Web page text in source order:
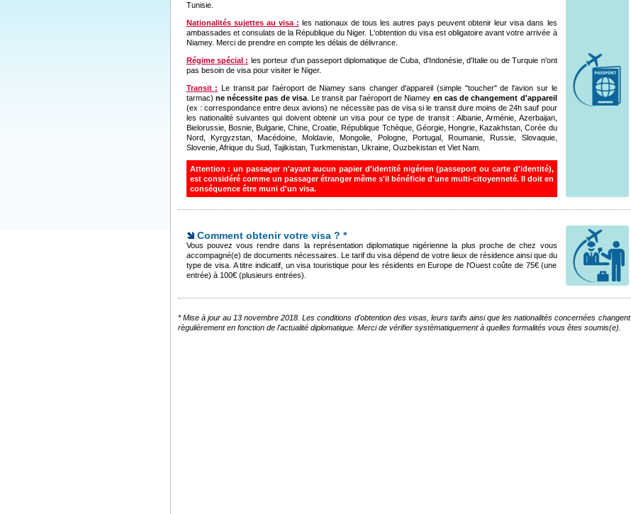
Tunisie.
Nationalités sujettes au visa : les nationaux de tous les autres pays peuvent obtenir leur visa dans les
ambassades et consulats de la République du Niger. L'obtention du visa est obligatoire avant votre arrivée à
Niamey. Merci de prendre en compte les délais de délivrance.
Régime spécial : les porteur d'un passeport diplomatique de Cuba, d'Indonésie, d'Italie ou de Turquie n'ont
pas besoin de visa pour visiter le Niger.
Transit : Le transit par l'aéroport de Niamey sans changer d'appareil (simple "toucher" de l'avion sur le
tarmac) ne nécessite pas de visa. Le transit par l'aéroport de Niamey en cas de changement d'appareil
(ex : correspondance entre deux avions) ne nécessite pas de visa si le transit dure moins de 24h sauf pour
les nationalité suivantes qui doivent obtenir un visa pour ce type de transit : Albanie, Arménie, Azerbaijan,
Bielorussie, Bosnie, Bulgarie, Chine, Croatie, République Tchèque, Géorgie, Hongrie, Kazakhstan, Corée du
Nord, Kyrgyzstan, Macédoine, Moldavie, Mongolie, Pologne, Portugal, Roumanie, Russie, Slovaquie,
Slovenie, Afrique du Sud, Tajikistan, Turkmenistan, Ukraine, Ouzbekistan et Viet Nam.
Attention : un passager n'ayant aucun papier d'identité nigérien (passeport ou carte d'identité),
est considéré comme un passager étranger même s'il bénéficie d'une multi-citoyenneté. Il doit en
conséquence être muni d'un visa.
Comment obtenir votre visa ? *
Vous pouvez vous rendre dans la représentation diplomatique nigérienne la plus proche de chez vous
accompagné(e) de documents nécessaires. Le tarif du visa dépend de votre lieux de résidence ainsi que du
type de visa. A titre indicatif, un visa touristique pour les résidents en Europe de l'Ouest coûte de 75€ (une
entrée) à 100€ (plusieurs entrées).
* Mise à jour au 13 novembre 2018. Les conditions d'obtention des visas, leurs tarifs ainsi que les nationalités concernées changent
règulièrement en fonction de l'actualité diplomatique. Merci de vérifier systèmatiquement à quelles formalités vous êtes soumis(e).